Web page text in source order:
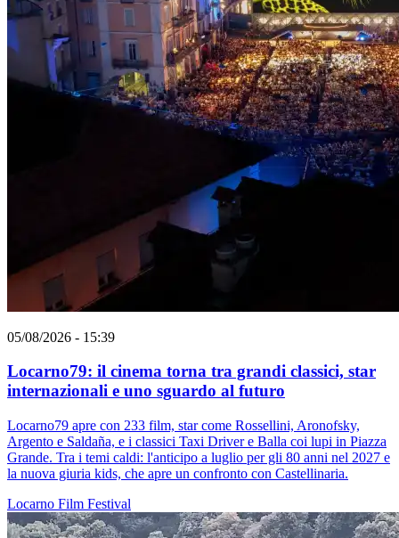
05/08/2026 - 15:39
Locarno79: il cinema torna tra grandi classici, star
internazionali e uno sguardo al futuro
Locarno79 apre con 233 film, star come Rossellini, Aronofsky,
Argento e Saldaña, e i classici Taxi Driver e Balla coi lupi in Piazza
Grande. Tra i temi caldi: l'anticipo a luglio per gli 80 anni nel 2027 e
la nuova giuria kids, che apre un confronto con Castellinaria.
Locarno Film Festival